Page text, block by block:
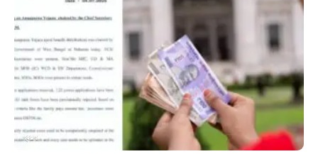
প্রকল্প